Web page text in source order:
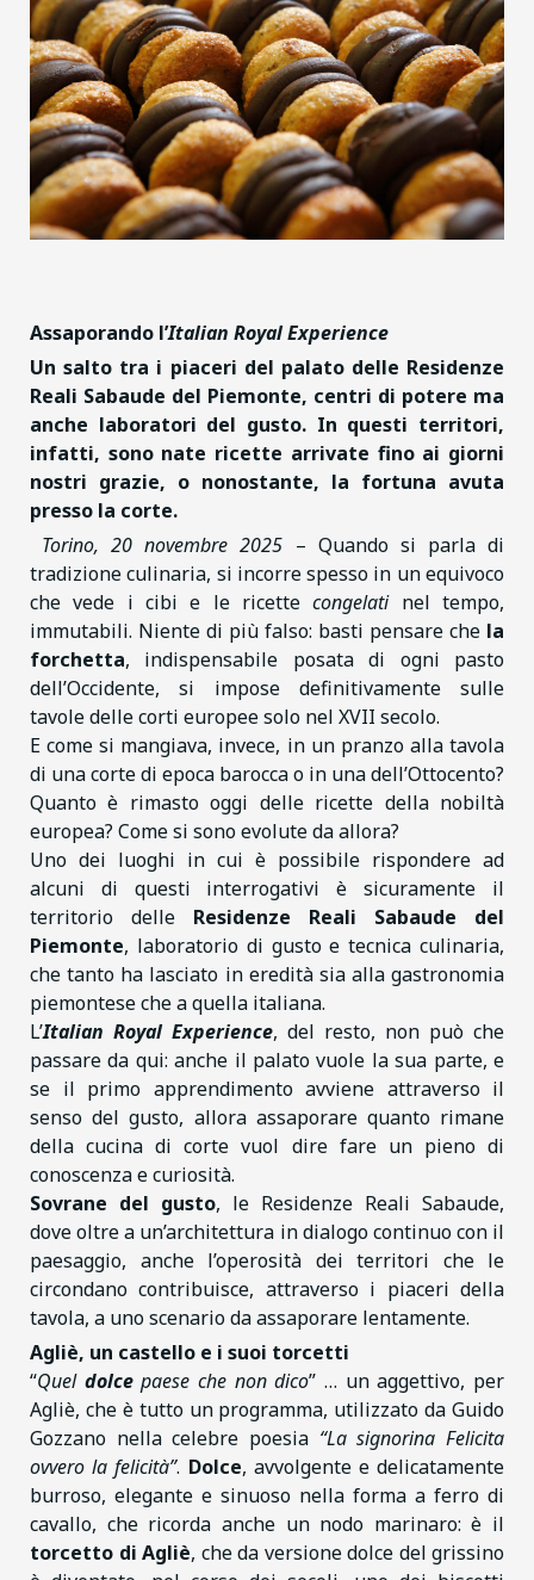
Assaporando l’Italian Royal Experience
Un salto tra i piaceri del palato delle Residenze
Reali Sabaude del Piemonte, centri di potere ma
anche laboratori del gusto. In questi territori,
infatti, sono nate ricette arrivate fino ai giorni
nostri grazie, o nonostante, la fortuna avuta
presso la corte.
Torino, 20 novembre 2025 – Quando si parla di
tradizione culinaria, si incorre spesso in un equivoco
che vede i cibi e le ricettecongelati nel tempo,
immutabili. Niente di più falso: basti pensare che la
forchetta, indispensabile posata di ogni pasto
dell’Occidente, si impose definitivamente sulle
tavole delle corti europee solo nel XVII secolo.
E come si mangiava, invece, in un pranzo alla tavola
di una corte di epoca barocca o in una dell’Ottocento?
Quanto è rimasto oggi delle ricette della nobiltà
europea? Come si sono evolute da allora?
Uno dei luoghi in cui è possibile rispondere ad
alcuni di questi interrogativi è sicuramente il
territorio delle Residenze Reali Sabaude del
Piemonte, laboratorio di gusto e tecnica culinaria,
che tanto ha lasciato in eredità sia alla gastronomia
piemontese che a quella italiana.
L’Italian Royal Experience, del resto, non può che
passare da qui: anche il palato vuole la sua parte, e
se il primo apprendimento avviene attraverso il
senso del gusto, allora assaporare quanto rimane
della cucina di corte vuol dire fare un pieno di
conoscenza e curiosità.
Sovrane del gusto, le Residenze Reali Sabaude,
dove oltre a un’architettura in dialogo continuo con il
paesaggio, anche l’operosità dei territori che le
circondano contribuisce, attraverso i piaceri della
tavola, a uno scenario da assaporare lentamente.
Agliè, un castello e i suoi torcetti
“Quel dolcepaese che non dico” … un aggettivo, per
Agliè, che è tutto un programma, utilizzato da Guido
Gozzano nella celebre poesia “La signorina Felicita
ovvero la felicità”. Dolce, avvolgente e delicatamente
burroso, elegante e sinuoso nella forma a ferro di
cavallo, che ricorda anche un nodo marinaro: è il
torcetto di Agliè, che da versione dolce del grissino